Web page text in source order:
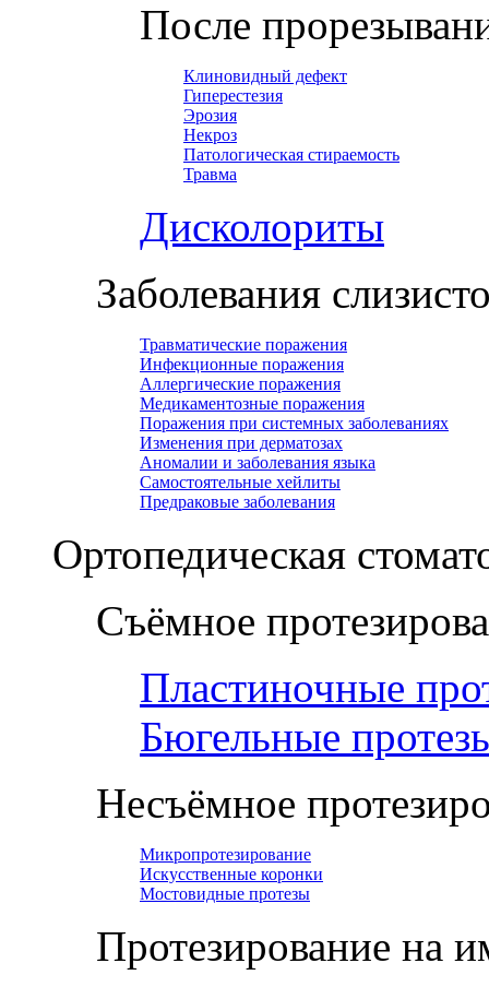
После
Клиновидный дефект
Гиперестезия
Эрозия
Некроз
Патологическая стираемость
Травма
Дисколориты
Заболевания
Травматические поражения
Инфекционные поражения
Аллергические поражения
Медикаментозные поражения
Поражения при системных заболеваниях
Изменения при дерматозах
Аномалии и заболевания языка
Самостоятельные хейлиты
Предраковые заболевания
Ортопедическая
Съёмное
Пластиночные
Бюгельные
Несъёмное
Микропротезирование
Искусственные коронки
Мостовидные протезы
Протезирование на